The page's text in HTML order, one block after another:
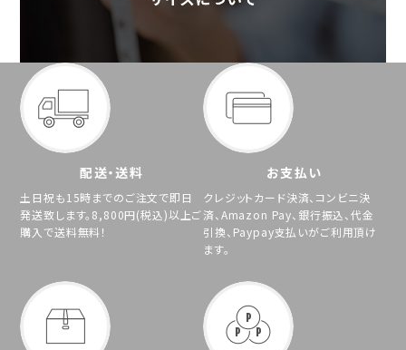
配送・送料
土日祝も15時までのご注文で即日
発送致します。8,800円(税込)以上ご
購入で送料無料！
お支払い
クレジットカード決済、コンビニ決
済、Amazon Pay、銀行振込、代金
引換、Paypay支払いがご利用頂け
ます。